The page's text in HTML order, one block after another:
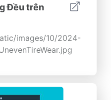
Đều trên
images/10/2024-